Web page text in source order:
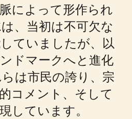
によって形作られ
、当初は不可欠な
ていましたが、以
ドマークへと進化
は市民の誇り、宗
コメント、そして
しています。